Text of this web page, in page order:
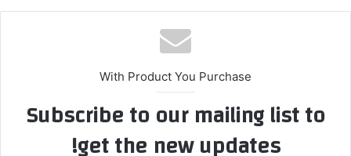
With Product You Purchase
Subscribe to our mailing list to
get the new updates!